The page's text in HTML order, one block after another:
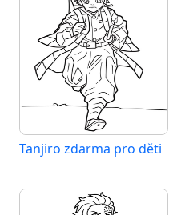
Tanjiro zdarma pro děti